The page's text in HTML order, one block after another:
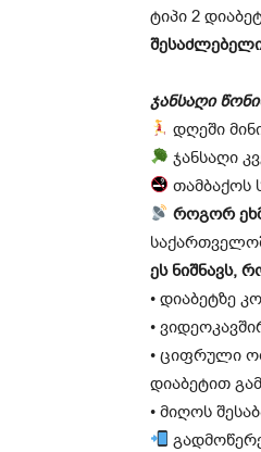
ტიპი 2
ჯანსაღი
დღეში
ჯანსაღი
თამბაქოს
როგორ
ეს ნიშნავს,
• დიაბეტზე
•
• ციფრული
დიაბეტით
• მიღოს